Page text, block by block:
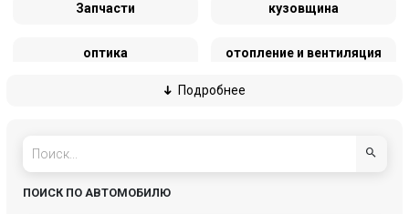
Запчасти кузовщина
оптика отопление и вентиляция
пассивная безопасность
система охлаждения
Подробнее
ПОИСК ПО АВТОМОБИЛЮ